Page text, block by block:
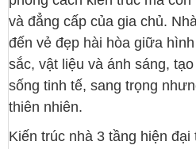
và đẳng cấp của gia chủ.
đến vẻ đẹp hài hòa giữa
sắc, vật liệu và ánh sáng,
sống tinh tế, sang trọng
thiên nhiên.
Kiến trúc nhà 3 tầng hiện